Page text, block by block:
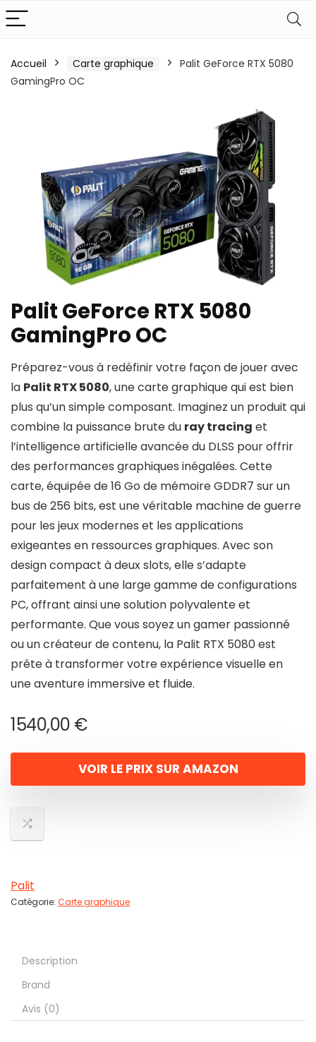
Accueil Carte graphique
Palit GeForce RTX 5080
GamingPro OC
Palit GeForce RTX 5080
GamingPro OC
Préparez-vous à redéfinir votre façon de jouer avec
la Palit RTX 5080, une carte graphique qui est bien
plus qu’un simple composant. Imaginez un produit qui
combine la puissance brute du ray tracing et
l’intelligence artificielle avancée du DLSS pour offrir
des performances graphiques inégalées. Cette
carte, équipée de 16 Go de mémoire GDDR7 sur un
bus de 256 bits, est une véritable machine de guerre
pour les jeux modernes et les applications
exigeantes en ressources graphiques. Avec son
design compact à deux slots, elle s’adapte
parfaitement à une large gamme de configurations
PC, offrant ainsi une solution polyvalente et
performante. Que vous soyez un gamer passionné
ou un créateur de contenu, la Palit RTX 5080 est
prête à transformer votre expérience visuelle en
une aventure immersive et fluide.
1540,00 €
VOIR LE PRIX SUR AMAZON
Palit
Catégorie: Carte graphique
Description
Brand
Avis (0)